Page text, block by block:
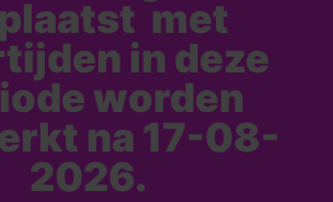
met
in deze
worden
na 17-08-
2026.